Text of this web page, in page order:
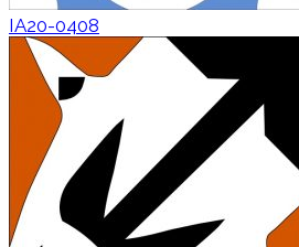
IA20-0408